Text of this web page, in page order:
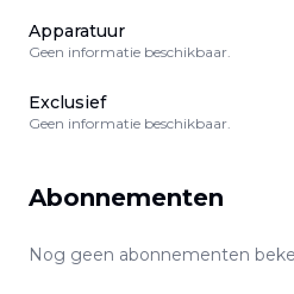
Apparatuur
Geen informatie beschikbaar.
Exclusief
Geen informatie beschikbaar.
Abonnementen
Nog geen abonnementen